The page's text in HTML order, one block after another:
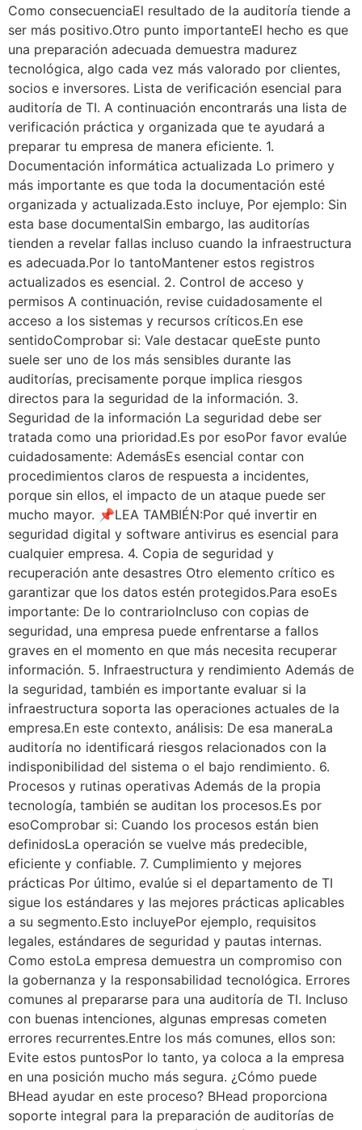
Como consecuenciaEl resultado de la auditoría tiende a
ser más positivo.Otro punto importanteEl hecho es que
una preparación adecuada demuestra madurez
tecnológica, algo cada vez más valorado por clientes,
socios e inversores. Lista de verificación esencial para
auditoría de TI. A continuación encontrarás una lista de
verificación práctica y organizada que te ayudará a
preparar tu empresa de manera eficiente. 1.
Documentación informática actualizada Lo primero y
más importante es que toda la documentación esté
organizada y actualizada.Esto incluye, Por ejemplo: Sin
esta base documentalSin embargo, las auditorías
tienden a revelar fallas incluso cuando la infraestructura
es adecuada.Por lo tantoMantener estos registros
actualizados es esencial. 2. Control de acceso y
permisos A continuación, revise cuidadosamente el
acceso a los sistemas y recursos críticos.En ese
sentidoComprobar si: Vale destacar queEste punto
suele ser uno de los más sensibles durante las
auditorías, precisamente porque implica riesgos
directos para la seguridad de la información. 3.
Seguridad de la información La seguridad debe ser
tratada como una prioridad.Es por esoPor favor evalúe
cuidadosamente: AdemásEs esencial contar con
procedimientos claros de respuesta a incidentes,
porque sin ellos, el impacto de un ataque puede ser
mucho mayor. 📌LEA TAMBIÉN:Por qué invertir en
seguridad digital y software antivirus es esencial para
cualquier empresa. 4. Copia de seguridad y
recuperación ante desastres Otro elemento crítico es
garantizar que los datos estén protegidos.Para esoEs
importante: De lo contrarioIncluso con copias de
seguridad, una empresa puede enfrentarse a fallos
graves en el momento en que más necesita recuperar
información. 5. Infraestructura y rendimiento Además de
la seguridad, también es importante evaluar si la
infraestructura soporta las operaciones actuales de la
empresa.En este contexto, análisis: De esa maneraLa
auditoría no identificará riesgos relacionados con la
indisponibilidad del sistema o el bajo rendimiento. 6.
Procesos y rutinas operativas Además de la propia
tecnología, también se auditan los procesos.Es por
esoComprobar si: Cuando los procesos están bien
definidosLa operación se vuelve más predecible,
eficiente y confiable. 7. Cumplimiento y mejores
prácticas Por último, evalúe si el departamento de TI
sigue los estándares y las mejores prácticas aplicables
a su segmento.Esto incluyePor ejemplo, requisitos
legales, estándares de seguridad y pautas internas.
Como estoLa empresa demuestra un compromiso con
la gobernanza y la responsabilidad tecnológica. Errores
comunes al prepararse para una auditoría de TI. Incluso
con buenas intenciones, algunas empresas cometen
errores recurrentes.Entre los más comunes, ellos son:
Evite estos puntosPor lo tanto, ya coloca a la empresa
en una posición mucho más segura. ¿Cómo puede
BHead ayudar en este proceso? BHead proporciona
soporte integral para la preparación de auditorías de